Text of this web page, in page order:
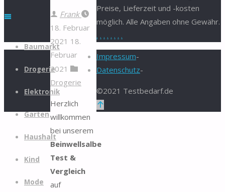
Zum
springen
Baumarkt
Drogerie
Elektronik
Garten
Haushalt
Kind
Mode
Frank
18. Februar
2021 18.
Februar
2021
Drogerie
Herzlich
willkommen
bei unserem
Beinwellsalbe
Test &
Vergleich
auf
Preise, Lieferzeit und -kosten
möglich. Alle Angaben ohne Gewähr.
. . . . . . . .
Impressum-
Datenschutz-
©2021 Testbedarf.de
Zurück